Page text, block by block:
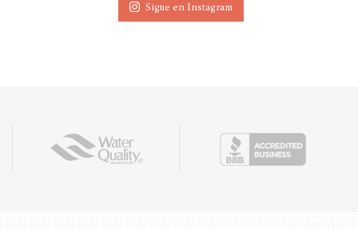
Sigue en Instagram